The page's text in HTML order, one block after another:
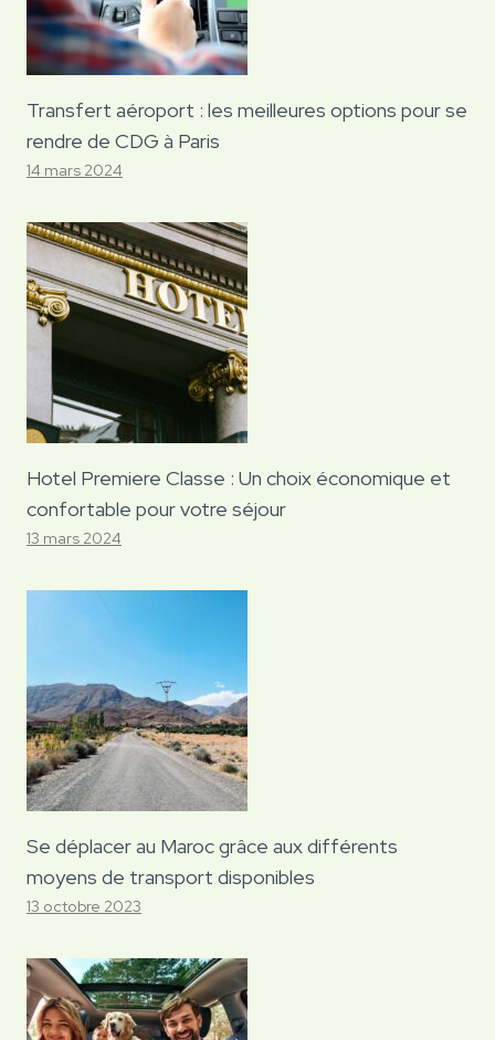
Transfert aéroport : les meilleures options pour se
rendre de CDG à Paris
14 mars 2024
Hotel Premiere Classe : Un choix économique et
confortable pour votre séjour
13 mars 2024
Se déplacer au Maroc grâce aux différents
moyens de transport disponibles
13 octobre 2023